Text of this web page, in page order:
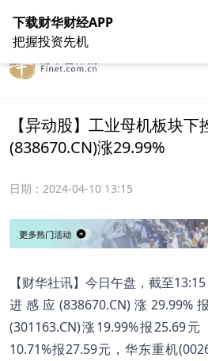
在线客服 关于我们
【异动股】工业母机板块
(838670.CN)涨29.99%
日期： 2024-04-10 13:15
【财华社讯】今日午盘，截至
进感应(838670.CN)涨
(301163.CN)涨19.99%报25.69
10.71%报27.59元，华东重机
下载财华财经APP
把握投资先机